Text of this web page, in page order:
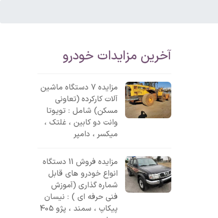
آخرین مزایدات خودرو
مزایده 7 دستگاه ماشین
آلات کارکرده (تعاونی
مسکن) شامل : تویوتا
وانت دو کابین ، غلتک ،
میکسر ، دامپر
مزایده فروش 11 دستگاه
انواع خودرو های قابل
شماره گذاری (آموزش
فنی حرفه ای ) : نیسان
پیکاپ ، سمند ، پژو 405